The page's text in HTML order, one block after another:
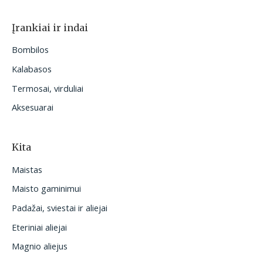
Įrankiai ir indai
Bombilos
Kalabasos
Termosai, virduliai
Aksesuarai
Kita
Maistas
Maisto gaminimui
Padažai, sviestai ir aliejai
Eteriniai aliejai
Magnio aliejus